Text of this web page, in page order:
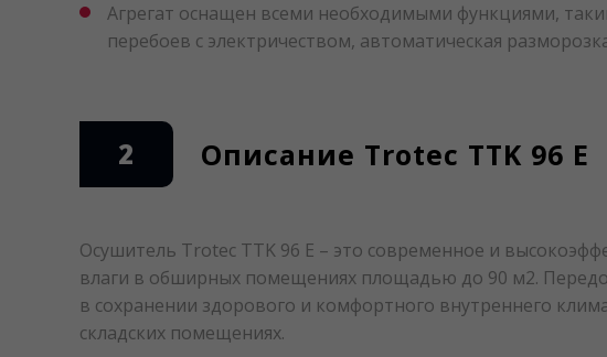
Агрегат оснащен всеми необходимыми функциями,
перебоев с электричеством, автоматическая
2 Описание Trotec TTK 96 E
Осушитель Trotec TTK 96 E – это современное и
влаги в обширных помещениях площадью до 90 м2.
в сохранении здорового и комфортного внутреннего
складских помещениях.